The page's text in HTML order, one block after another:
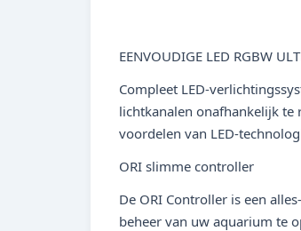
EENVOUDIGE LED RGBW
Compleet LED-
lichtkanalen onafhankelijk te
voordelen van LED-
ORI slimme controller
De ORI Controller is een
beheer van uw aquarium te